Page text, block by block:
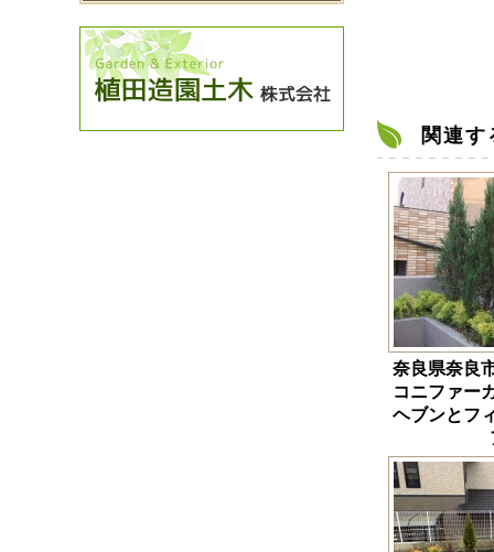
関連す
奈良県奈良
コニファー
ヘブンとフ